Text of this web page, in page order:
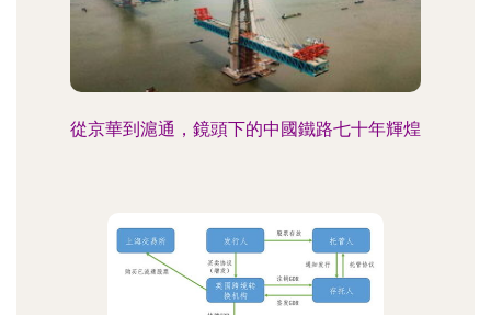
從京華到滬通，鏡頭下的中國鐵路七十年輝煌